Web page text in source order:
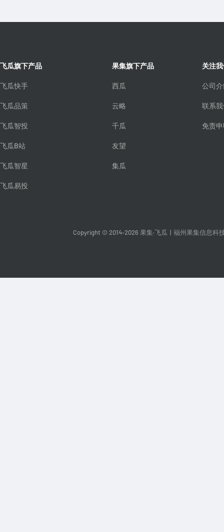
飞瓜旗下产品
飞瓜快手
飞瓜品策
飞瓜智投
飞瓜B站
飞瓜智星
飞瓜易投
果集旗下产品
西瓜
云略
千瓜
友望
集瓜
关注
公司
联系
免责
Copyright © 2014-2026 果集·飞瓜 福州果集信息科